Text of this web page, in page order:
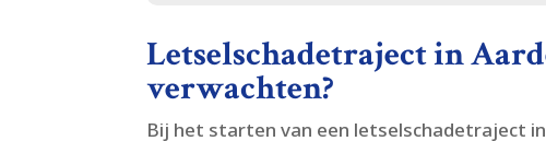
Letselschadetraject in
verwachten?
Bij het starten van een letselschadetraject